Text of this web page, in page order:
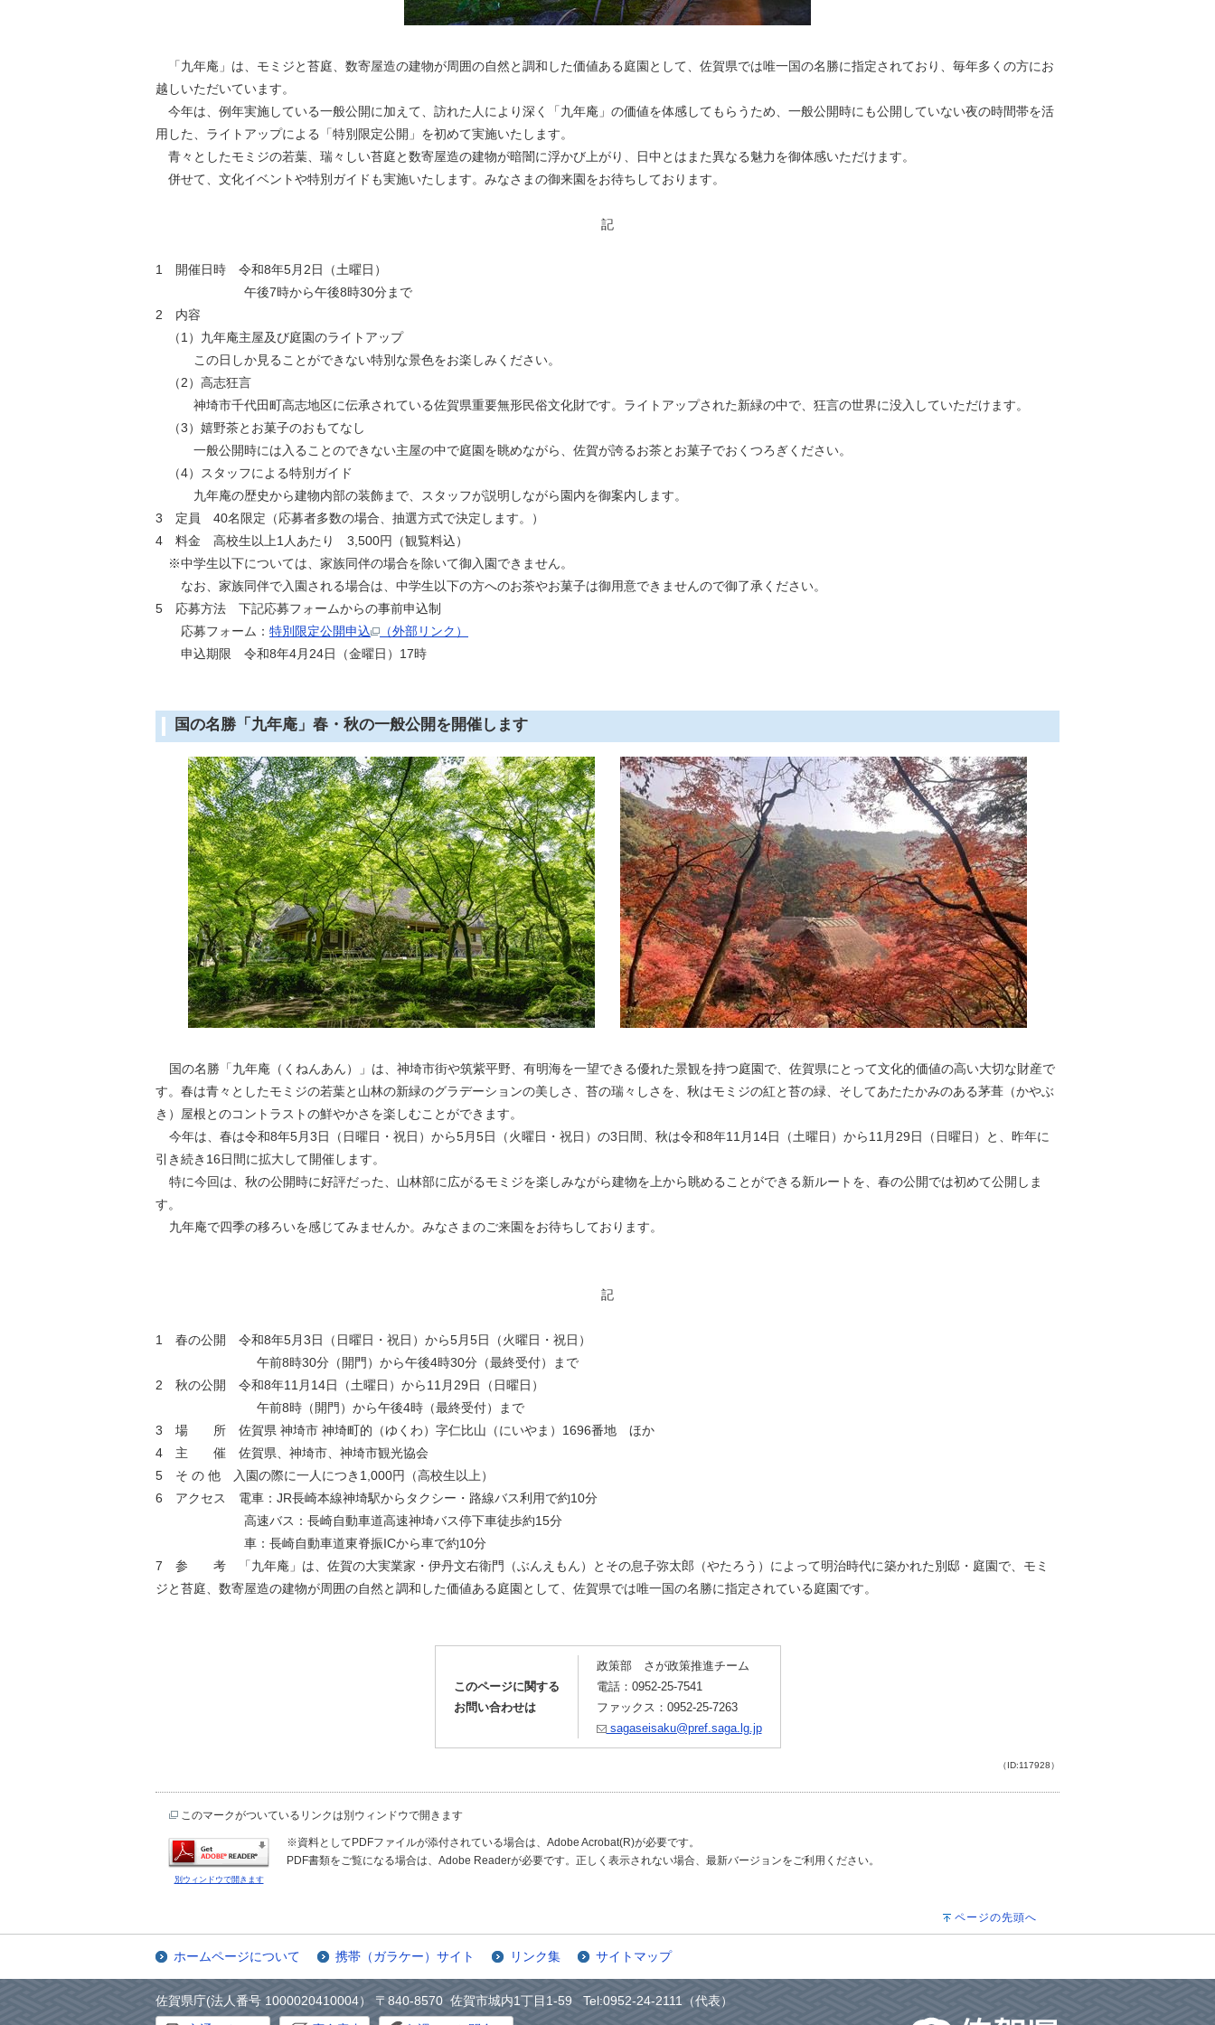
「九年庵」は、モミジと苔庭、数寄屋造の建物が周囲の自然と調和した価値ある庭園として、佐賀県では唯一国の名勝に指定されており、毎年多くの方にお
越しいただいています。
今年は、例年実施している一般公開に加えて、訪れた人により深く「九年庵」の価値を体感してもらうため、一般公開時にも公開していない夜の時間帯を活
用した、ライトアップによる「特別限定公開」を初めて実施いたします。
青々としたモミジの若葉、瑞々しい苔庭と数寄屋造の建物が暗闇に浮かび上がり、日中とはまた異なる魅力を御体感いただけます。
併せて、文化イベントや特別ガイドも実施いたします。みなさまの御来園をお待ちしております。
記
1 開催日時 令和8年5月2日（土曜日）
午後7時から午後8時30分まで
2 内容
（1）九年庵主屋及び庭園のライトアップ
この日しか見ることができない特別な景色をお楽しみください。
（2）高志狂言
神埼市千代田町高志地区に伝承されている佐賀県重要無形民俗文化財です。ライトアップされた新緑の中で、狂言の世界に没入していただけます。
（3）嬉野茶とお菓子のおもてなし
一般公開時には入ることのできない主屋の中で庭園を眺めながら、佐賀が誇るお茶とお菓子でおくつろぎください。
（4）スタッフによる特別ガイド
九年庵の歴史から建物内部の装飾まで、スタッフが説明しながら園内を御案内します。
3 定員 40名限定（応募者多数の場合、抽選方式で決定します。）
4 料金 高校生以上1人あたり 3,500円（観覧料込）
※中学生以下については、家族同伴の場合を除いて御入園できません。
なお、家族同伴で入園される場合は、中学生以下の方へのお茶やお菓子は御用意できませんので御了承ください。
5 応募方法 下記応募フォームからの事前申込制
応募フォーム： 特別限定公開申込
（外部リンク）
申込期限 令和8年4月24日（金曜日）17時
国の名勝「九年庵」春・秋の一般公開を開催します
国の名勝「九年庵（くねんあん）」は、神埼市街や筑紫平野、有明海を一望できる優れた景観を持つ庭園で、佐賀県にとって文化的価値の高い大切な財産で
す。春は青々としたモミジの若葉と山林の新緑のグラデーションの美しさ、苔の瑞々しさを、秋はモミジの紅と苔の緑、そしてあたたかみのある茅葺（かやぶ
き）屋根とのコントラストの鮮やかさを楽しむことができます。
今年は、春は令和8年5月3日（日曜日・祝日）から5月5日（火曜日・祝日）の3日間、秋は令和8年11月14日（土曜日）から11月29日（日曜日）と、昨年に
引き続き16日間に拡大して開催します。
特に今回は、秋の公開時に好評だった、山林部に広がるモミジを楽しみながら建物を上から眺めることができる新ルートを、春の公開では初めて公開しま
す。
九年庵で四季の移ろいを感じてみませんか。みなさまのご来園をお待ちしております。
記
1 春の公開 令和8年5月3日（日曜日・祝日）から5月5日（火曜日・祝日）
午前8時30分（開門）から午後4時30分（最終受付）まで
2 秋の公開 令和8年11月14日（土曜日）から11月29日（日曜日）
午前8時（開門）から午後4時（最終受付）まで
3 場 所 佐賀県 神埼市 神埼町的（ゆくわ）字仁比山（にいやま）1696番地 ほか
4 主 催 佐賀県、神埼市、神埼市観光協会
5 そ の 他 入園の際に一人につき1,000円（高校生以上）
6 アクセス 電車：JR長崎本線神埼駅からタクシー・路線バス利用で約10分
高速バス：長崎自動車道高速神埼バス停下車徒歩約15分
車：長崎自動車道東脊振ICから車で約10分
7 参 考 「九年庵」は、佐賀の大実業家・伊丹文右衛門（ぶんえもん）とその息子弥太郎（やたろう）によって明治時代に築かれた別邸・庭園で、モミ
ジと苔庭、数寄屋造の建物が周囲の自然と調和した価値ある庭園として、佐賀県では唯一国の名勝に指定されている庭園です。
このページに関する
お問い合わせは
政策部 さが政策推進チーム
電話：0952-25-7541
ファックス：0952-25-7263
sagaseisaku@pref.saga.lg.jp
（ID:117928）
このマークがついているリンクは別ウィンドウで開きます
別ウィンドウで開きます
※資料としてPDFファイルが添付されている場合は、Adobe Acrobat(R)が必要です。
PDF書類をご覧になる場合は、Adobe Readerが必要です。正しく表示されない場合、最新バージョンをご利用ください。
ページの先頭へ
ホームページについて 携帯（ガラケー）サイト リンク集 サイトマップ
佐賀県庁(法人番号 1000020410004） 〒840-8570 佐賀市城内1丁目1-59 Tel:0952-24-2111（代表）